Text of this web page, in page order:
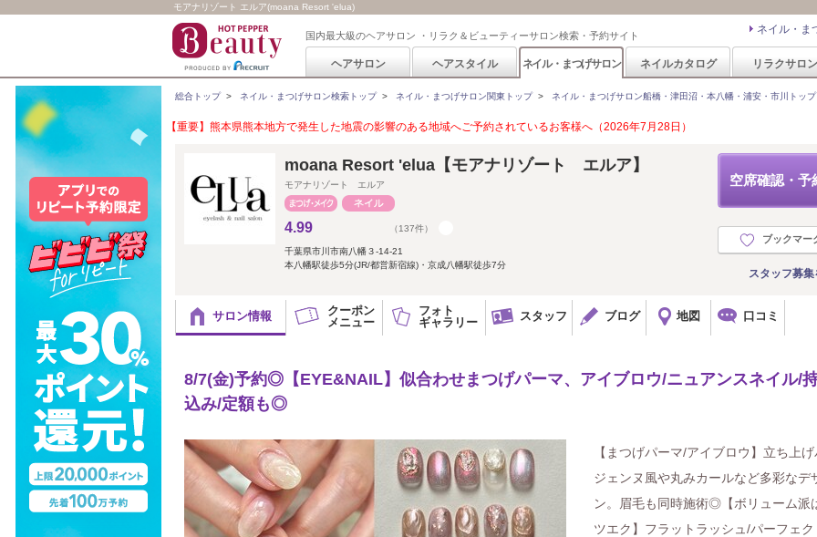
モアナリゾート エルア(moana Resort 'elua)
国内最大級のヘアサロン ・リラク＆ビューティーサロン検索・予約サイト ネイル・ま
ヘアサロン ヘアスタイル ネイル・まつげサロン ネイルカタログ リラクサロン
総合トップ> ネイル・まつげサロン検索トップ> ネイル・まつげサロン関東トップ> ネイル・まつげサロン船橋・津田沼・本八幡・浦安・市川トップ
【重要】熊本県熊本地方で発生した地震の影響のある地域へご予約されているお客様へ（2026年7月28日）
空席確認・予
ブックマー
スタッフ募
moana Resort 'elua【モアナリゾート エルア】
モアナリゾート エルア
4.99 （137件）
千葉県市川市南八幡３-14-21
本八幡駅徒歩5分(JR/都営新宿線)・京成八幡駅徒歩7分
サロン情報
クーポン
メニュー
フォト
ギャラリー
スタッフ ブログ 地図 口コミ
8/7(金)予約◎【EYE&NAIL】似合わせまつげパーマ、アイブロウ/ニュアンスネイル/
込み/定額も◎
【まつげパーマ/アイブロウ】立ち上
ジェンヌ風や丸みカールなど多彩なデ
ン。眉毛も同時施術◎【ボリューム派
ツエク】フラットラッシュ/パーフェク